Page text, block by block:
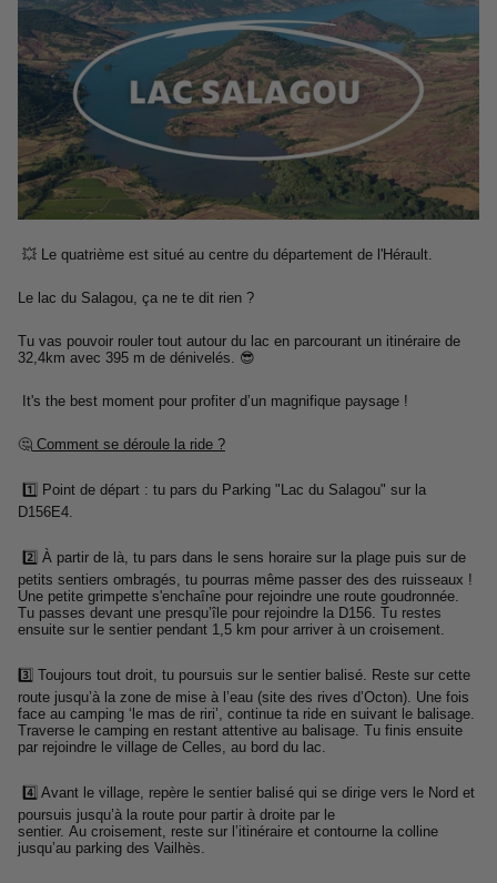
💥 Le quatrième est situé au centre du département de l'Hérault.
Le lac du Salagou, ça ne te dit rien ?
Tu vas pouvoir rouler tout autour du lac en parcourant un itinéraire de
32,4km avec 395 m de dénivelés. 😎
It's the best moment pour profiter d’un magnifique paysage !
🤔 Comment se déroule la ride ?
1️⃣ Point de départ : tu pars du Parking "Lac du Salagou" sur la
D156E4.
2️⃣ À partir de là, tu pars dans le sens horaire sur la plage puis sur de
petits sentiers ombragés, tu pourras même passer des des ruisseaux !
Une petite grimpette s'enchaîne pour rejoindre une route goudronnée.
Tu passes devant une presqu’île pour rejoindre la D156. Tu restes
ensuite sur le sentier pendant 1,5 km pour arriver à un croisement.
3️⃣ Toujours tout droit, tu poursuis sur le sentier balisé. Reste sur cette
route jusqu’à la zone de mise à l’eau (site des rives d’Octon). Une fois
face au camping ‘le mas de riri’, continue ta ride en suivant le balisage.
Traverse le camping en restant attentive au balisage. Tu finis ensuite
par rejoindre le village de Celles, au bord du lac.
4️⃣ Avant le village, repère le sentier balisé qui se dirige vers le Nord et
poursuis jusqu’à la route pour partir à droite par le
sentier. Au croisement, reste sur l’itinéraire et contourne la colline
jusqu’au parking des Vailhès.